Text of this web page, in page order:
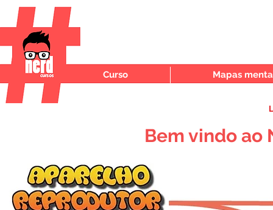
Curso Mapas
Bem vindo ao